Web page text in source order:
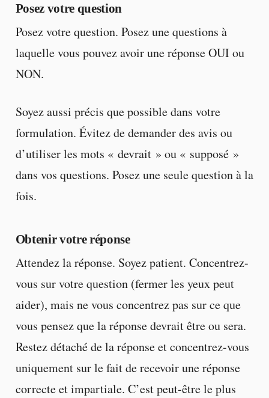
Posez votre question
Posez votre question. Posez une questions à
laquelle vous pouvez avoir une réponse OUI ou
NON.
Soyez aussi précis que possible dans votre
formulation. Évitez de demander des avis ou
d’utiliser les mots « devrait » ou « supposé »
dans vos questions. Posez une seule question à la
fois.
Obtenir votre réponse
Attendez la réponse. Soyez patient. Concentrez-
vous sur votre question (fermer les yeux peut
aider), mais ne vous concentrez pas sur ce que
vous pensez que la réponse devrait être ou sera.
Restez détaché de la réponse et concentrez-vous
uniquement sur le fait de recevoir une réponse
correcte et impartiale. C’est peut-être le plus